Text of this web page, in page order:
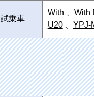
試乗車
With With
U20、 YPJ-